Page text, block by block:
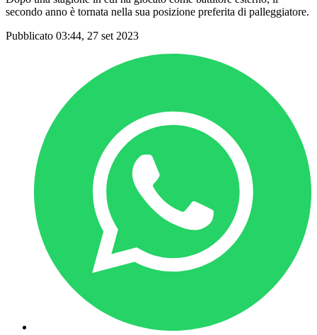
secondo anno è tornata nella sua posizione preferita di palleggiatore.
Pubblicato 03:44, 27 set 2023